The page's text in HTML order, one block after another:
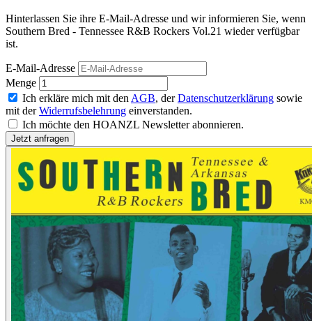
Hinterlassen Sie ihre E-Mail-Adresse und wir informieren Sie, wenn
Southern Bred - Tennessee R&B Rockers Vol.21 wieder verfügbar
ist.
E-Mail-Adresse
Menge
Ich erkläre mich mit den AGB, derDatenschutzerklärung sowie
mit derWiderrufsbelehrung einverstanden.
Ich möchte den HOANZL Newsletter abonnieren.